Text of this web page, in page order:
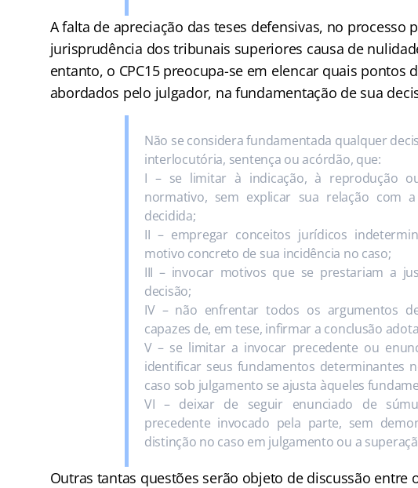
A falta de apreciação das teses defensivas, no processo
jurisprudência dos tribunais superiores causa de
entanto, o CPC15 preocupa-se em elencar quais pontos
abordados pelo julgador, na fundamentação de sua
Não se considera fundamentada qualquer
interlocutória, sentença ou acórdão, que:
I – se limitar à indicação, à reprodução
normativo, sem explicar sua relação com
decidida;
II – empregar conceitos jurídicos
motivo concreto de sua incidência no caso;
III – invocar motivos que se prestariam a
decisão;
IV – não enfrentar todos os argumentos
capazes de, em tese, infirmar a conclusão
V – se limitar a invocar precedente ou
identificar seus fundamentos determinantes
caso sob julgamento se ajusta àqueles
VI – deixar de seguir enunciado de
precedente invocado pela parte, sem
distinção no caso em julgamento ou a
Outras tantas questões serão objeto de discussão entre